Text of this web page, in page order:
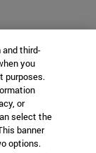
Navarro
third-
you
purposes.
or
select the
banner
options.